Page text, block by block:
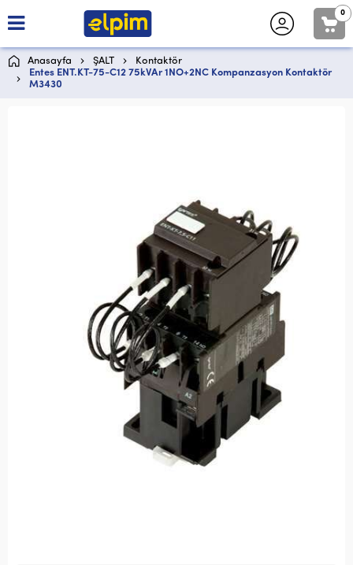
0
Anasayfa ŞALT
Kontaktör
Entes ENT.KT-75-C12 75kVAr 1NO+2NC Kompanzasyon Kontaktör
M3430